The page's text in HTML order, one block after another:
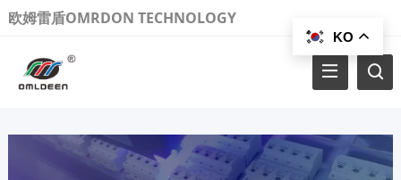
欧姆雷盾OMRDON TECHNOLOGY
KO